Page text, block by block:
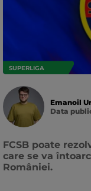
SUPERLIGA
Emanoil
Data
FCSB poate
care se va
României.